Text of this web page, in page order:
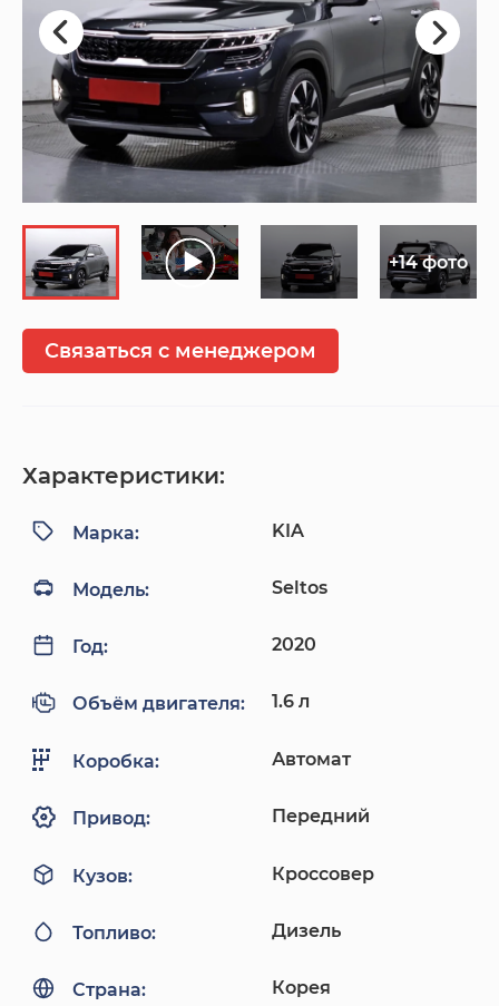
+14 фото
Связаться с менеджером
Характеристики:
Марка: KIA
Модель: Seltos
Год: 2020
Объём двигателя: 1.6 л
Коробка: Автомат
Привод: Передний
Кузов: Кроссовер
Топливо: Дизель
Страна: Корея